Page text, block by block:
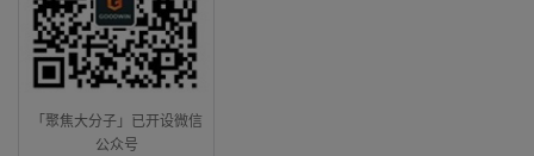
「聚焦大分子」已开设微信
公众号